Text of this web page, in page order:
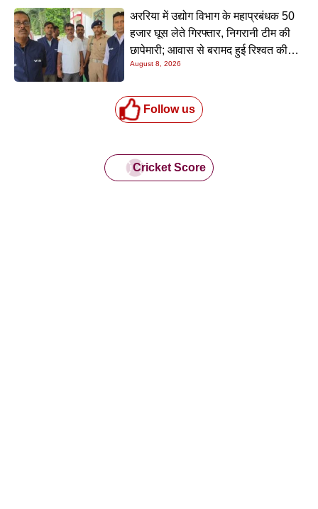
अररिया में उद्योग विभाग के महाप्रबंधक 50
हजार घूस लेते गिरफ्तार, निगरानी टीम की
छापेमारी; आवास से बरामद हुई रिश्वत की
रकम
August 8, 2026
Follow us
Cricket Score